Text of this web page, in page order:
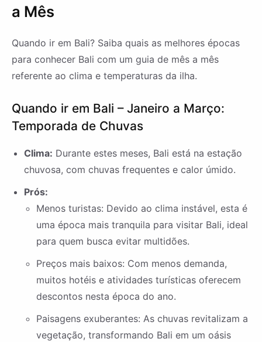
a Mês
Quando ir em Bali? Saiba quais as melhores épocas
para conhecer Bali com um guia de mês a mês
referente ao clima e temperaturas da ilha.
Quando ir em Bali – Janeiro a Março:
Temporada de Chuvas
Clima: Durante estes meses, Bali está na estação
chuvosa, com chuvas frequentes e calor úmido.
Prós:
Menos turistas: Devido ao clima instável, esta é
uma época mais tranquila para visitar Bali, ideal
para quem busca evitar multidões.
Preços mais baixos: Com menos demanda,
muitos hotéis e atividades turísticas oferecem
descontos nesta época do ano.
Paisagens exuberantes: As chuvas revitalizam a
vegetação, transformando Bali em um oásis